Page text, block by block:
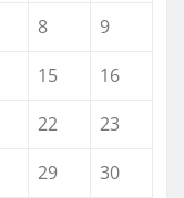
8
9
15
16
22
23
29 30